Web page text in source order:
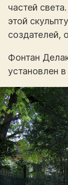
частей
этой
создателей,
Фонтан
установлен